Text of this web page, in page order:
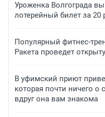
Уроженка Волгограда
лотерейный билет за 20
Популярный фитнес-
Ракета проведет
В уфимский приют
которая почти ничего о
вдруг она вам знакома